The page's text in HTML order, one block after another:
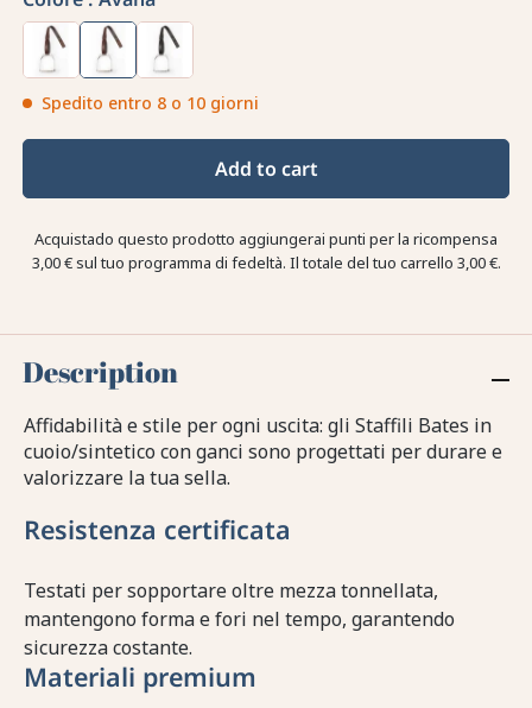
Spedito entro 8 o 10 giorni
Add to cart
Acquistado questo prodotto aggiungerai punti per la ricompensa
3,00 €sul tuo programma di fedeltà. Il totale del tuo carrello 3,00 €.
Description
Affidabilità e stile per ogni uscita: gli Staffili Bates in
cuoio/sintetico con ganci sono progettati per durare e
valorizzare la tua sella.
Resistenza certificata
Testati per sopportare oltre mezza tonnellata,
mantengono forma e fori nel tempo, garantendo
sicurezza costante.
Materiali premium